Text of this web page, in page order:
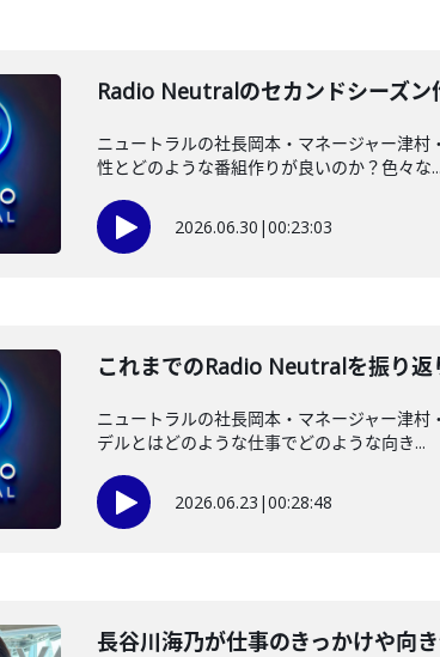
Radio Neutralのセカンドシーズン
ニュートラルの社長岡本・マネージャー津
性とどのような番組作りが良いのか？色々な...
2026.06.30 |00:23:03
これまでのRadio Neutralを振り返
ニュートラルの社長岡本・マネージャー津
デルとはどのような仕事でどのような向き...
2026.06.23 |00:28:48
長谷川海乃が仕事のきっかけや向